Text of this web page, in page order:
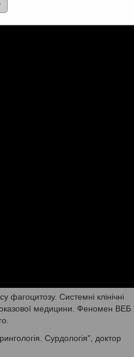
фагоцитозу. Системні клінічні
медицини. Феномен ВЕБ
Сурдологія", доктор